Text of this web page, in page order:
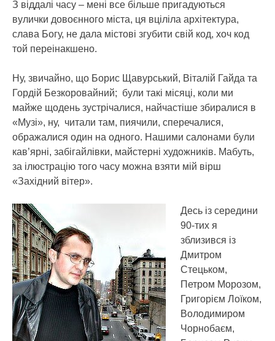
З віддалі часу – мені все більше пригадуються
вулички довоєнного міста, ця вціліла архітектура,
слава Богу, не дала містові згубити свій код, хоч код
той переінакшено.
Ну, звичайно, що Борис Щавурський, Віталій Гайда та
Гордій Безкоровайний; були такі місяці, коли ми
майже щодень зустрічалися, найчастіше збиралися в
«Музі», ну, читали там, пиячили, сперечалися,
ображалися один на одного. Нашими салонами були
кав’ярні, забігайлівки, майстерні художників. Мабуть,
за ілюстрацію того часу можна взяти мій вірш
«Західний вітер».
Десь із середини
90-тих я
зблизився із
Дмитром
Стецьком,
Петром Морозом,
Григорієм Лоїком,
Володимиром
Чорнобаєм,